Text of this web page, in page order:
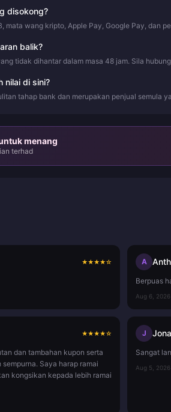
disokong?
mata wang kripto, Apple Pay, Google Pay, dan
balik?
tidak dihantar dalam masa 48 jam. Sila
nilai di sini?
tahap bank dan merupakan penjual semula
menang
harian terhad
★★★★☆ A
Berpuas
Aug 6, 2026
★★★★☆
dan tambahan kupon serta
Saya harap ramai
kongsikan kepada lebih ramai
J
Sangat
Aug 5, 2026